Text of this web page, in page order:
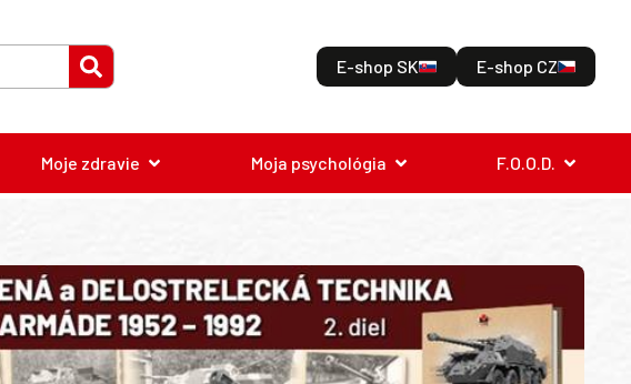
E-shop SK E-shop CZ
Moje zdravie Moja psychológia F.O.O.D.